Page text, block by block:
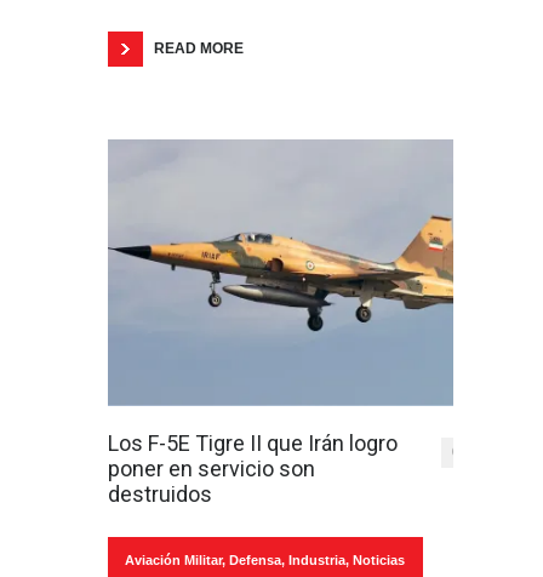
READ MORE
Los F-5E Tigre II que Irán logro
poner en servicio son
destruidos
0
Aviación Militar, Defensa, Industria, Noticias